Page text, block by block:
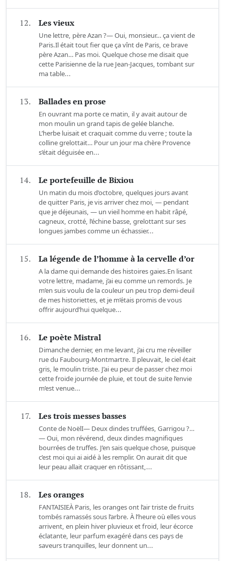
12. Les vieux
Une lettre, père Azan ?— Oui, monsieur… ça vient de
Paris.Il était tout fier que ça vînt de Paris, ce brave
père Azan… Pas moi. Quelque chose me disait que
cette Parisienne de la rue Jean-Jacques, tombant sur
ma table...
13. Ballades en prose
En ouvrant ma porte ce matin, il y avait autour de
mon moulin un grand tapis de gelée blanche.
L’herbe luisait et craquait comme du verre ; toute la
colline grelottait… Pour un jour ma chère Provence
s’était déguisée en...
14. Le portefeuille de Bixiou
Un matin du mois d’octobre, quelques jours avant
de quitter Paris, je vis arriver chez moi, — pendant
que je déjeunais, — un vieil homme en habit râpé,
cagneux, crotté, l’échine basse, grelottant sur ses
longues jambes comme un échassier...
15. La légende de l’homme à la cervelle d’or
A la dame qui demande des histoires gaies.En lisant
votre lettre, madame, j’ai eu comme un remords. Je
m’en suis voulu de la couleur un peu trop demi-deuil
de mes historiettes, et je m’étais promis de vous
offrir aujourd’hui quelque...
16. Le poète Mistral
Dimanche dernier, en me levant, j’ai cru me réveiller
rue du Faubourg-Montmartre. Il pleuvait, le ciel était
gris, le moulin triste. J’ai eu peur de passer chez moi
cette froide journée de pluie, et tout de suite l’envie
m’est venue...
17. Les trois messes basses
Conte de NoëlI— Deux dindes truffées, Garrigou ?…
— Oui, mon révérend, deux dindes magnifiques
bourrées de truffes. J’en sais quelque chose, puisque
c’est moi qui ai aidé à les remplir. On aurait dit que
leur peau allait craquer en rôtissant,...
18. Les oranges
FANTAISIEÀ Paris, les oranges ont l’air triste de fruits
tombés ramassés sous l’arbre. À l’heure où elles vous
arrivent, en plein hiver pluvieux et froid, leur écorce
éclatante, leur parfum exagéré dans ces pays de
saveurs tranquilles, leur donnent un...